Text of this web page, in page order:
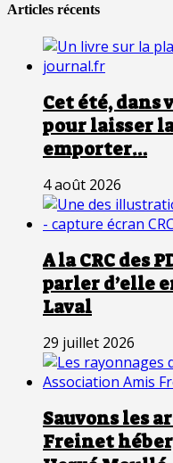
Articles récents
Cet été, dans
pour laisser
emporter…
4 août 2026
A la CRC des
parler d’elle
Laval
29 juillet 2026
Sauvons les
Freinet